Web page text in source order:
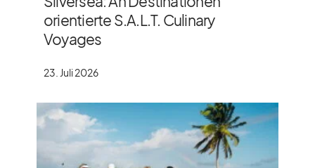
orientierte S.A.L.T. Culinary
Voyages
23. Juli 2026